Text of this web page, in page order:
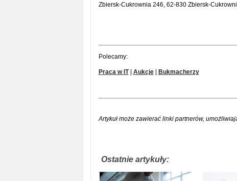
Zbiersk-Cukrownia 246, 62-830 Zbiersk-
Polecamy:
Praca w IT| Aukcje| Bukmacherzy
Artykuł może zawierać linki partnerów,
Ostatnie artykuły: